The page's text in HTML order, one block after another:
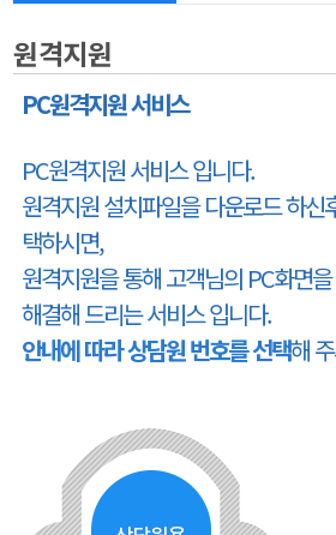
원격지원
PC원격지원 서비스
PC원격지원 서비스 입니다.
원격지원 설치파일을 다운로드 하신
택하시면,
원격지원을 통해 고객님의 PC화면
해결해 드리는 서비스 입니다.
안내에 따라 상담원 번호를 선택해